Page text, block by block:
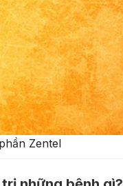
Zentel